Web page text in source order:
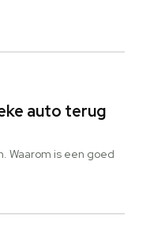
auto terug
Waarom is een goed